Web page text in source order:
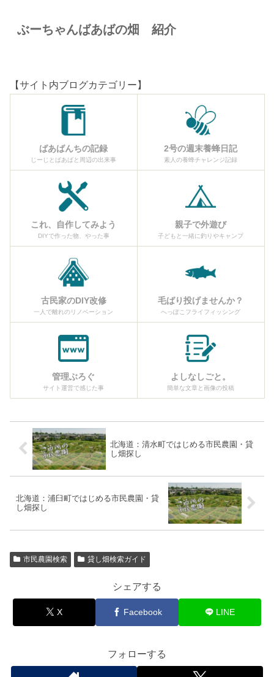
ぶーちゃんばあばの畑 紹介
【サイト内ブログカテゴリー】
ばあばんちの記録
じーじとばあばと周辺の出来事
2号の週末養蜂日記
素人の養蜂チャレンジ記録
これ、自作してみよう
DIYで作った物、やった事
親子で外遊び
子どもと一緒に釣りやキャンプ
古民家のDIY改修
一人で離れのリノベーション
毛ばり投げませんか？
へっぽこフライフィッシング
管理ぶろぐ
サイト運営で感じた事
よしなしごと。
簡単な文章と画像の投稿
北海道：清水町ではじめる市民農園・貸
し畑探し
北海道：浦臼町ではじめる市民農園・貸
し畑探し
市民農園検索 貸し畑検索ガイド
シェアする
X Facebook LINE
フォローする